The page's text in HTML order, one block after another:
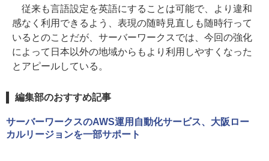
従来も言語設定を英語にすることは可能で、より違和
感なく利用できるよう、表現の随時見直しも随時行って
いるとのことだが、サーバーワークスでは、今回の強化
によって日本以外の地域からもより利用しやすくなった
とアピールしている。
編集部のおすすめ記事
サーバーワークスのAWS運用自動化サービス、大阪ロー
カルリージョンを一部サポート